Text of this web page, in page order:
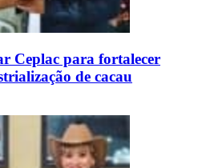
Ceplac para fortalecer
de cacau